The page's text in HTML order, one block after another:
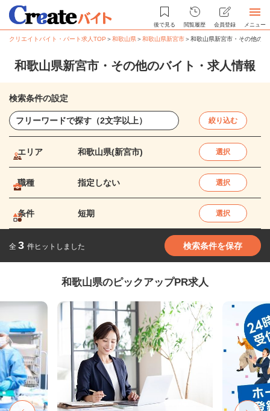
後で見る 閲覧履歴 会員登録 メニュー
クリエイトバイト・パート求人TOP ＞和歌山県＞和歌山県新宮市＞和歌山県新宮市・その他の
和歌山県新宮市・その他のバイト・求人情報
検索条件の設定
絞り込む
エリア 和歌山県(新宮市) 選択
職種 指定しない 選択
条件 短期 選択
全 3 件ヒットしました 検索条件を保存
和歌山県のピックアップPR求人